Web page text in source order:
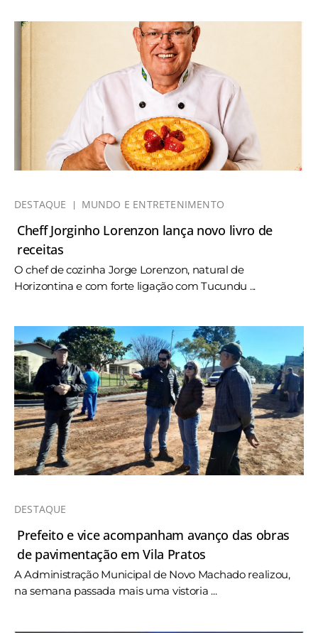
DESTAQUE MUNDO E ENTRETENIMENTO
Cheff Jorginho Lorenzon lança novo livro de
receitas
O chef de cozinha Jorge Lorenzon, natural de
Horizontina e com forte ligação com Tucundu ...
DESTAQUE
Prefeito e vice acompanham avanço das obras
de pavimentação em Vila Pratos
A Administração Municipal de Novo Machado realizou,
na semana passada mais uma vistoria ...